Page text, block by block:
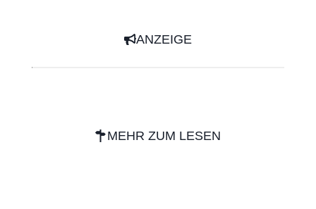
ANZEIGE
MEHR ZUM LESEN